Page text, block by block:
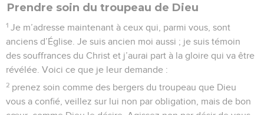
Prendre soin du troupeau de Dieu
1 Je m’adresse maintenant à ceux qui, parmi vous, sont
anciens d’Église. Je suis ancien moi aussi ; je suis témoin
des souffrances du Christ et j’aurai part à la gloire qui va être
révélée. Voici ce que je leur demande :
2 prenez soin comme des bergers du troupeau que Dieu
vous a confié, veillez sur lui non par obligation, mais de bon